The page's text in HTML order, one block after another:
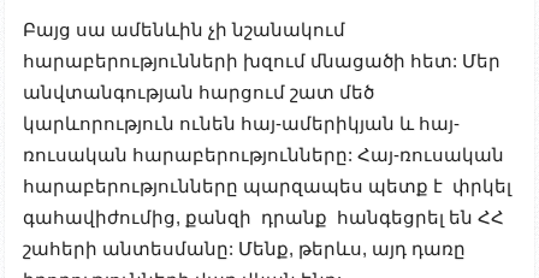
Բայց սա ամենևին չի նշանակում
հարաբերությունների խզում մնացածի հետ: Մեր
անվտանգության հարցում շատ մեծ
կարևորություն ունեն հայ-ամերիկյան և հայ-
ռուսական հարաբերությունները: Հայ-ռուսական
հարաբերությունները պարզապես պետք է փրկել
գահավիժումից, քանզի դրանք հանգեցրել են ՀՀ
շահերի անտեսմանը: Մենք, թերևս, այդ դառը